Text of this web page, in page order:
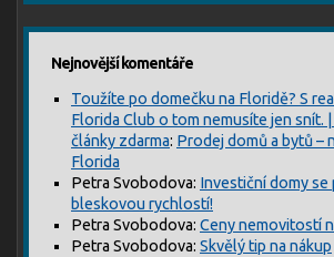
Nejnovější komentáře
Toužíte po domečku na Floridě? S
Florida Club o tom nemusíte jen snít. |
články zdarma: Prodej domů a bytů –
Florida
Petra Svobodova: Investiční domy se
bleskovou rychlostí!
Petra Svobodova: Ceny nemovitostí
Petra Svobodova: Skvělý tip na nákup